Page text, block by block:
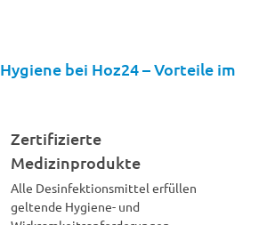
bei Hoz24 – Vorteile im
Zertifizierte
Medizinprodukte
Alle Desinfektionsmittel erfüllen
geltende Hygiene- und